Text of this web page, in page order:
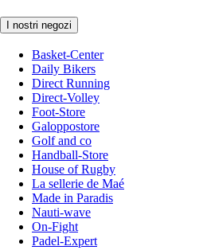
I nostri negozi
Basket-Center
Daily Bikers
Direct Running
Direct-Volley
Foot-Store
Galoppostore
Golf and co
Handball-Store
House of Rugby
La sellerie de Maé
Made in Paradis
Nauti-wave
On-Fight
Padel-Expert